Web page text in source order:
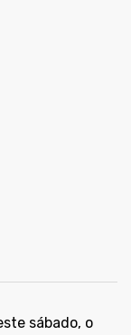
sábado, o